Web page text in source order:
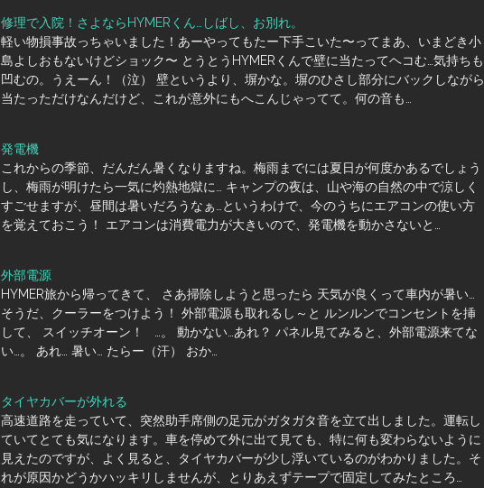
修理で入院！さよならHYMERくん…しばし、お別れ。
軽い物損事故っちゃいました！あーやってもたー下手こいた〜ってまあ、いまどき小
島よしおもないけどショック〜 とうとうHYMERくんで壁に当たってヘコむ…気持ちも
凹むの。うえーん！（泣） 壁というより、塀かな。塀のひさし部分にバックしながら
当たっただけなんだけど、これが意外にもへこんじゃってて。何の音も…
発電機
これからの季節、だんだん暑くなりますね。梅雨までには夏日が何度かあるでしょう
し、梅雨が明けたら一気に灼熱地獄に… キャンプの夜は、山や海の自然の中で涼しく
すごせますが、昼間は暑いだろうなぁ…というわけで、今のうちにエアコンの使い方
を覚えておこう！ エアコンは消費電力が大きいので、発電機を動かさないと…
外部電源
HYMER旅から帰ってきて、 さあ掃除しようと思ったら 天気が良くって車内が暑い…
そうだ、クーラーをつけよう！ 外部電源も取れるし～と ルンルンでコンセントを挿
して、 スイッチオーン！ …。 動かない…あれ？ パネル見てみると、外部電源来てな
い…。 あれ… 暑い… たらー（汗） おか…
タイヤカバーが外れる
高速道路を走っていて、突然助手席側の足元がガタガタ音を立て出しました。運転し
ていてとても気になります。車を停めて外に出て見ても、特に何も変わらないように
見えたのですが、よく見ると、タイヤカバーが少し浮いているのがわかりました。そ
れが原因かどうかハッキリしませんが、とりあえずテープで固定してみたところ…